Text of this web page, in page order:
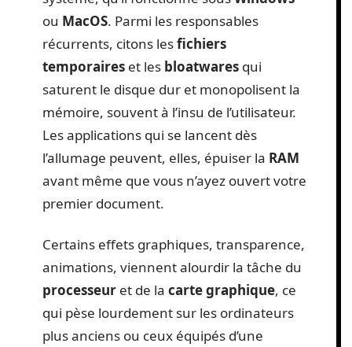
ou MacOS. Parmi les responsables
récurrents, citons lesfichiers
temporaires et les bloatwares qui
saturent le disque dur et monopolisent la
mémoire, souvent à l’insu de l’utilisateur.
Les applications qui se lancent dès
l’allumage peuvent, elles, épuiser la RAM
avant même que vous n’ayez ouvert votre
premier document.
Certains effets graphiques, transparence,
animations, viennent alourdir la tâche du
processeur et de la carte graphique, ce
qui pèse lourdement sur les ordinateurs
plus anciens ou ceux équipés d’une